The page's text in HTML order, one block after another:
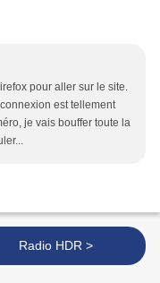
pour aller sur le site.
est tellement
je vais bouffer toute la
Radio HDR >